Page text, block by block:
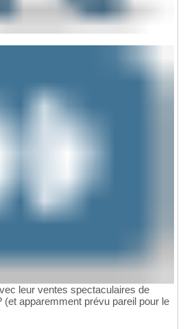
leur ventes spectaculaires de
apparemment prévu pareil pour le